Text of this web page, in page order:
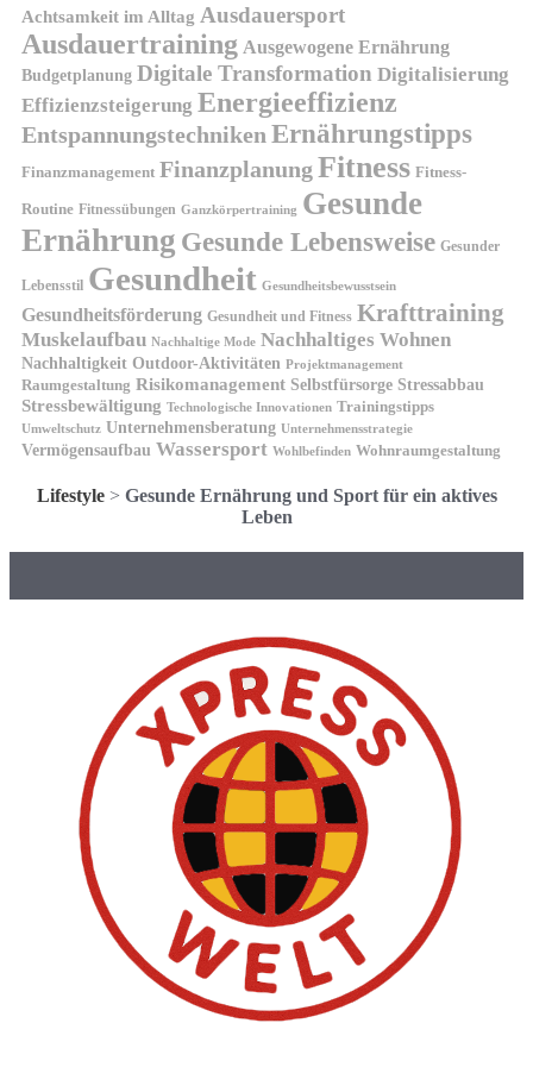
Achtsamkeit im Alltag Ausdauersport
Ausdauertraining Ausgewogene Ernährung
Budgetplanung Digitale Transformation Digitalisierung
Effizienzsteigerung Energieeffizienz
Entspannungstechniken Ernährungstipps
Finanzmanagement Finanzplanung Fitness Fitness-
Routine Fitnessübungen Ganzkörpertraining Gesunde
Ernährung Gesunde Lebensweise Gesunder
Lebensstil Gesundheit Gesundheitsbewusstsein
Gesundheitsförderung Gesundheit und Fitness Krafttraining
Muskelaufbau Nachhaltige Mode Nachhaltiges Wohnen
Nachhaltigkeit Outdoor-Aktivitäten Projektmanagement
Raumgestaltung Risikomanagement Selbstfürsorge Stressabbau
Stressbewältigung Technologische Innovationen Trainingstipps
Umweltschutz Unternehmensberatung Unternehmensstrategie
Vermögensaufbau Wassersport Wohlbefinden Wohnraumgestaltung
Lifestyle> Gesunde Ernährung und Sport für ein aktives
Leben